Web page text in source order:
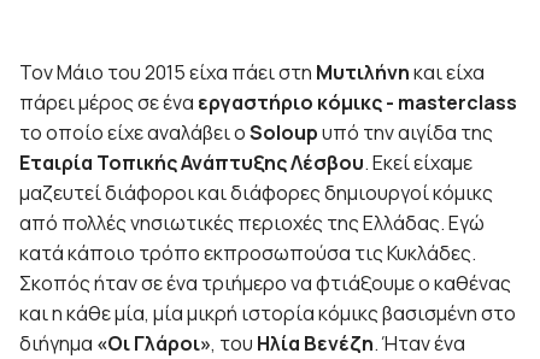
Τον Μάιο του 2015 είχα πάει στη Μυτιλήνηκαι είχα
πάρει μέρος σε ένα εργαστήριο κόμικς - masterclass
το οποίο είχε αναλάβει οSoloupυπό την αιγίδα της
Εταιρία Τοπικής Ανάπτυξης Λέσβου. Εκεί είχαμε
μαζευτεί διάφοροι και διάφορες δημιουργοί κόμικς
από πολλές νησιωτικές περιοχές της Ελλάδας. Εγώ
κατά κάποιο τρόπο εκπροσωπούσα τις Κυκλάδες.
Σκοπός ήταν σε ένα τριήμερο να φτιάξουμε ο καθένας
και η κάθε μία, μία μικρή ιστορία κόμικς βασισμένη στο
διήγημα «Οι Γλάροι», του Ηλία Βενέζη. Ήταν ένα